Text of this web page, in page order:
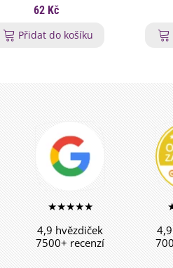
62 Kč
Přidat do košíku
★★★★★
4,9 hvězdiček
7500+ recenzí